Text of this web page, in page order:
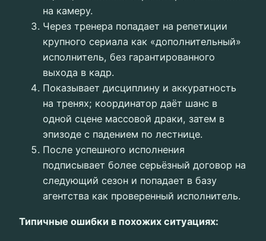
на камеру.
Через тренера попадает на репетиции
крупного сериала как «дополнительный»
исполнитель, без гарантированного
выхода в кадр.
Показывает дисциплину и аккуратность
на тренях; координатор даёт шанс в
одной сцене массовой драки, затем в
эпизоде с падением по лестнице.
После успешного исполнения
подписывает более серьёзный договор на
следующий сезон и попадает в базу
агентства как проверенный исполнитель.
Типичные ошибки в похожих ситуациях: